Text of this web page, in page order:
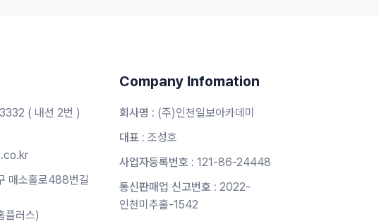
( 내선 2번 )
매소홀로488번길
플러스)
Company Infomation
회사명 : (주)인천일보아카데미
대표 : 조성호
사업자등록번호 : 121-86-24448
통신판매업 신고번호 : 2022-
인천미추홀-1542